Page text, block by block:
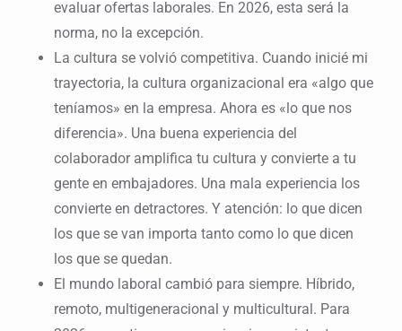
evaluar ofertas laborales. En 2026, esta será la
norma, no la excepción.
La cultura se volvió competitiva. Cuando inicié mi
trayectoria, la cultura organizacional era «algo que
teníamos» en la empresa. Ahora es «lo que nos
diferencia». Una buena experiencia del
colaborador amplifica tu cultura y convierte a tu
gente en embajadores. Una mala experiencia los
convierte en detractores. Y atención: lo que dicen
los que se van importa tanto como lo que dicen
los que se quedan.
El mundo laboral cambió para siempre. Híbrido,
remoto, multigeneracional y multicultural. Para